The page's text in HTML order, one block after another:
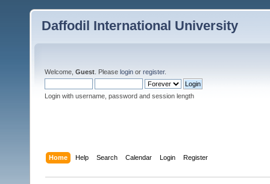
Daffodil International University
Welcome, Guest . Please login or register.
Login with username, password and session length
Home Help Search Calendar Login Register